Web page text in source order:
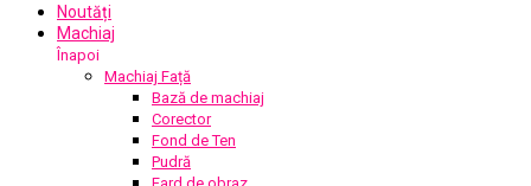
Noutăți
Machiaj
Înapoi
Machiaj Față
Bază de machiaj
Corector
Fond de Ten
Pudră